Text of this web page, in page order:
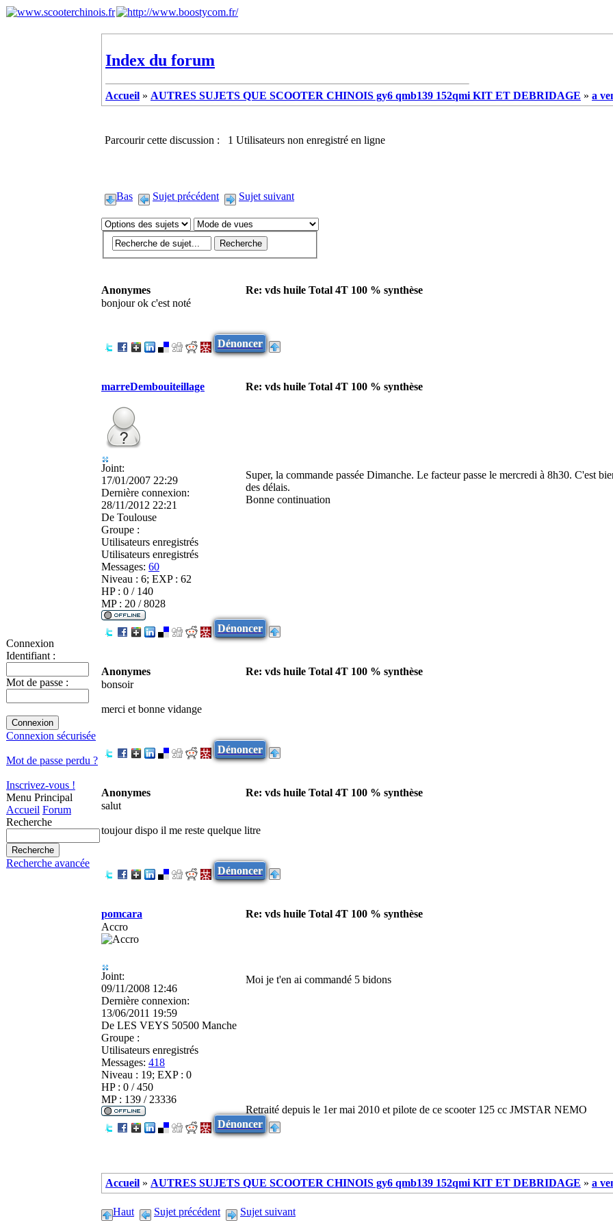
Connexion
Identifiant :
Mot de passe :
Connexion sécurisée
Mot de passe perdu ?
Inscrivez-vous !
Menu Principal
Accueil Forum
Recherche
Recherche avancée
Index du forum
Accueil » AUTRES SUJETS QUE SCOOTER CHINOIS gy6 qmb139 152qmi KIT ET DEBRIDAGE » a
Parcourir cette discussion : 1 Utilisateurs non enregistré en ligne
Bas Sujet précédent Sujet suivant
Anonymes Re: vds huile Total 4T 100 % synthèse
bonjour ok c'est noté
Dénoncer
marreDembouiteillage Re: vds huile Total 4T 100 % synthèse
Joint:
17/01/2007 22:29
Dernière connexion:
28/11/2012 22:21
De Toulouse
Groupe :
Utilisateurs enregistrés
Utilisateurs enregistrés
Messages: 60
Niveau : 6; EXP : 62
HP : 0 / 140
MP : 20 / 8028
Super, la commande passée Dimanche. Le facteur passe le mercredi à 8h30. C'est
des délais.
Bonne continuation
Dénoncer
Anonymes Re: vds huile Total 4T 100 % synthèse
bonsoir
merci et bonne vidange
Dénoncer
Anonymes Re: vds huile Total 4T 100 % synthèse
salut
toujour dispo il me reste quelque litre
Dénoncer
pomcara Re: vds huile Total 4T 100 % synthèse
Accro
Joint:
09/11/2008 12:46
Dernière connexion:
13/06/2011 19:59
De LES VEYS 50500 Manche
Groupe :
Utilisateurs enregistrés
Messages: 418
Niveau : 19; EXP : 0
HP : 0 / 450
MP : 139 / 23336
Moi je t'en ai commandé 5 bidons
Retraité depuis le 1er mai 2010 et pilote de ce scooter 125 cc JMSTAR NEMO
Dénoncer
Accueil » AUTRES SUJETS QUE SCOOTER CHINOIS gy6 qmb139 152qmi KIT ET DEBRIDAGE » a
Haut Sujet précédent
Sujet suivant